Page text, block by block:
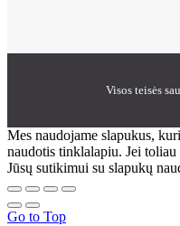
Visos teisės
Mes naudojame slapukus,
naudotis tinklalapiu. Jei
Jūsų sutikimui su slapukų
Go to Top